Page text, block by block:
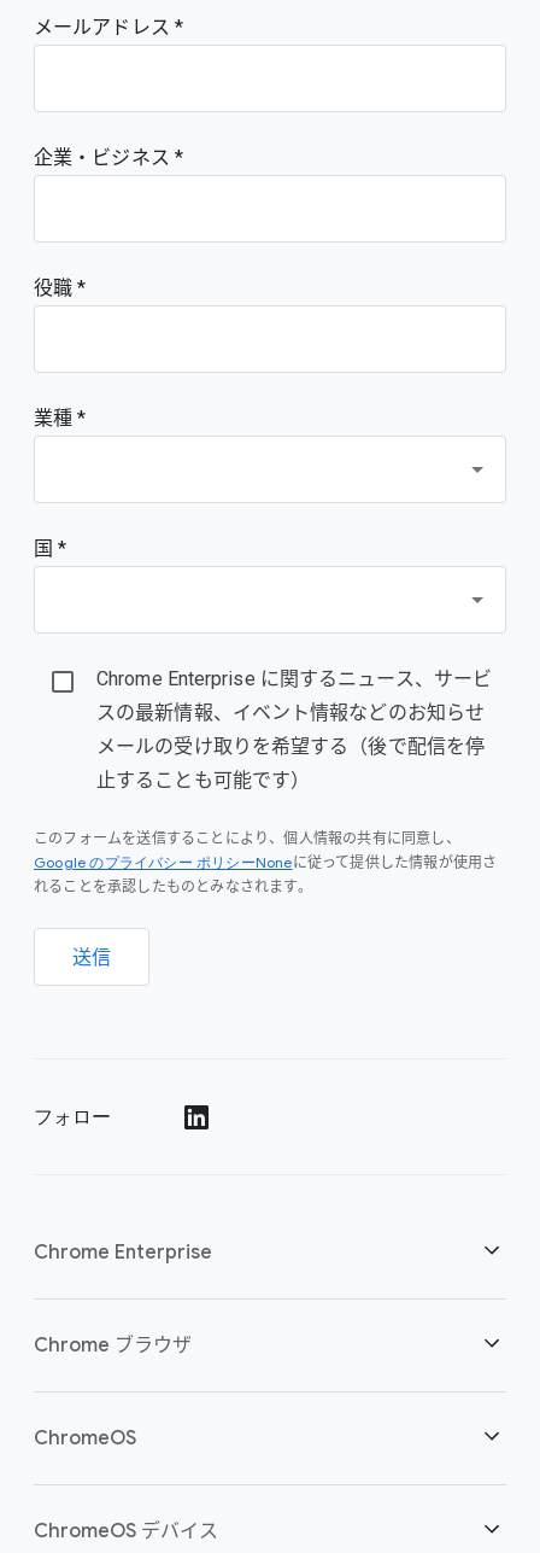
メールアドレス
企業・ビジネス
役職
業種 *
国 *
Chrome Enterprise に関するニュース、サービ
スの最新情報、イベント情報などのお知らせ
メールの受け取りを希望する（後で配信を停
止することも可能です）
このフォームを送信することにより、個人情報の共有に同意し、
Google のプライバシー ポリシーNoneに従って提供した情報が使用さ
れることを承認したものとみなされます。
送信
フォロー
Chrome Enterprise
セキュリティ
Chrome ブラウザ
概要
ChromeOS
概要
ChromeOS デバイス